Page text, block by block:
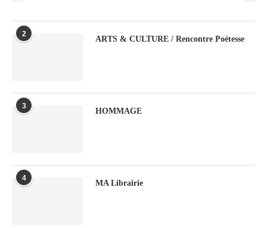
2
ARTS & CULTURE / Rencontre Poétesse
3
HOMMAGE
4
MA Librairie